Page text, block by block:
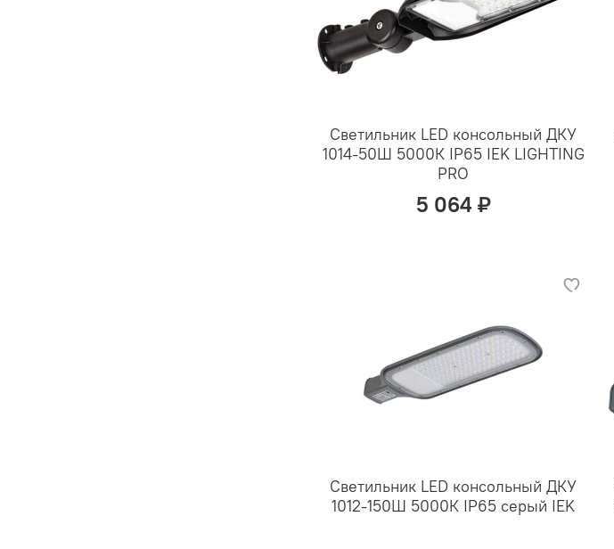
Светильник LED консольный ДКУ
1014-50Ш 5000К IP65 IEK LIGHTING
PRO
5 064 ₽
Светильник LED консольный ДКУ
1012-150Ш 5000К IP65 серый IEK